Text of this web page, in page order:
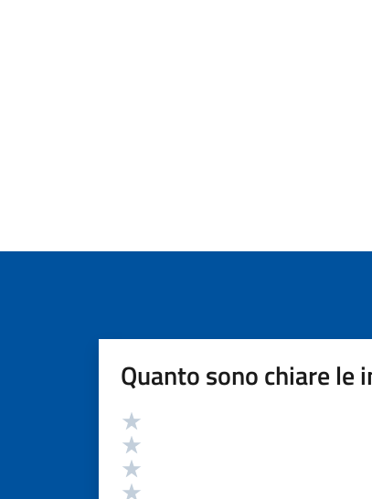
Quanto sono chiare le
Valutazione